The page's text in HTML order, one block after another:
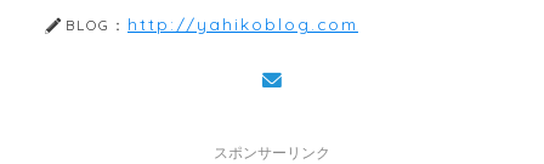
BLOG： http://yahikoblog.com
スポンサーリンク